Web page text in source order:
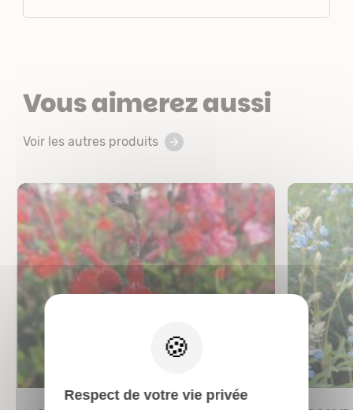
Vous aimerez aussi
Voir les autres produits
Respect de votre vie privée